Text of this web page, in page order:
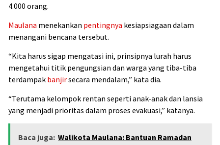
4.000 orang.
Maulana menekankan pentingnya kesiapsiagaan dalam
menangani bencana tersebut.
“Kita harus sigap mengatasi ini, prinsipnya lurah harus
mengetahui titik pengungsian dan warga yang tiba-tiba
terdampak banjirsecara mendalam,” kata dia.
“Terutama kelompok rentan seperti anak-anak dan lansia
yang menjadi prioritas dalam proses evakuasi,” katanya.
Baca juga: Walikota Maulana: Bantuan Ramadan